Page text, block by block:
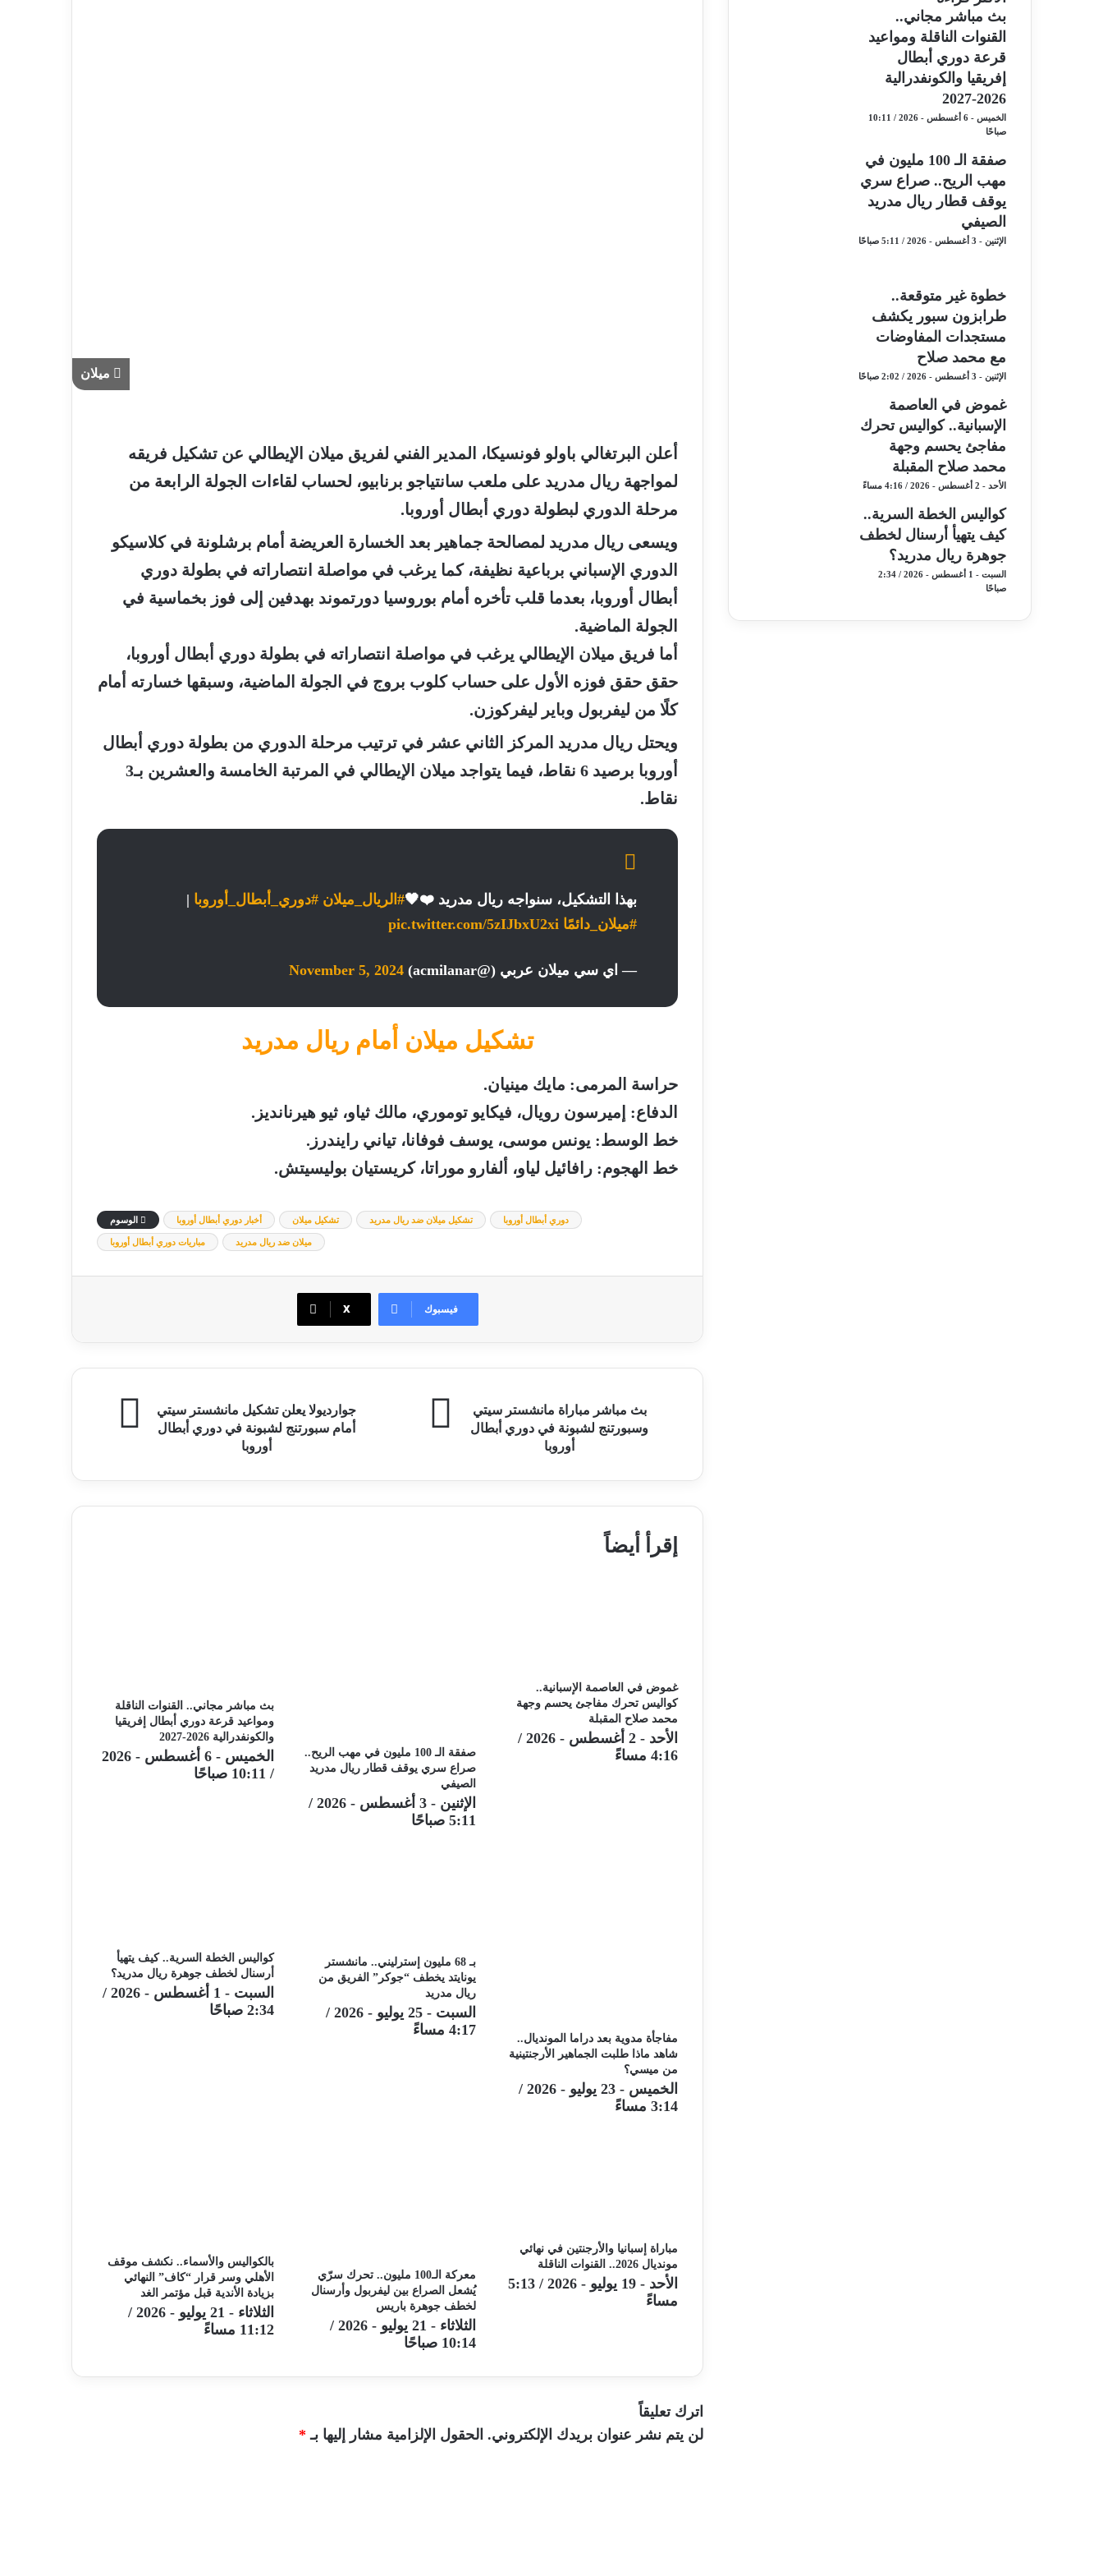
ميلان
أعلن البرتغالي باولو فونسيكا، المدير الفني لفريق ميلان الإيطالي عن تشكيل فريقه
لمواجهة ريال مدريد على ملعب سانتياجو برنابيو، لحساب لقاءات الجولة الرابعة من
مرحلة الدوري لبطولة دوري أبطال أوروبا.
ويسعى ريال مدريد لمصالحة جماهير بعد الخسارة العريضة أمام برشلونة في كلاسيكو
الدوري الإسباني برباعية نظيفة، كما يرغب في مواصلة انتصاراته في بطولة دوري
أبطال أوروبا، بعدما قلب تأخره أمام بوروسيا دورتموند بهدفين إلى فوز بخماسية في
الجولة الماضية.
أما فريق ميلان الإيطالي يرغب في مواصلة انتصاراته في بطولة دوري أبطال أوروبا،
حقق حقق فوزه الأول على حساب كلوب بروج في الجولة الماضية، وسبقها خسارته أمام
كلًا من ليفربول وباير ليفركوزن.
ويحتل ريال مدريد المركز الثاني عشر في ترتيب مرحلة الدوري من بطولة دوري أبطال
أوروبا برصيد 6 نقاط، فيما يتواجد ميلان الإيطالي في المرتبة الخامسة والعشرين بـ3
نقاط.
بهذا التشكيل، سنواجه ريال مدريد ❤️🖤#الريال_ميلان #دوري_أبطال_أوروبا |
#ميلان_دائمًا pic.twitter.com/5zIJbxU2xi
— اي سي ميلان عربي (@acmilanar) November 5, 2024
تشكيل ميلان أمام ريال مدريد
حراسة المرمى: مايك مينيان.
الدفاع: إميرسون رويال، فيكايو توموري، مالك ثياو، ثيو هيرنانديز.
خط الوسط: يونس موسى، يوسف فوفانا، تياني رايندرز.
خط الهجوم: رافائيل لياو، ألفارو موراتا، كريستيان بوليسيتش.
الوسوم أخبار دوري أبطال أوروبا تشكيل ميلان تشكيل ميلان ضد ريال مدريد دوري أبطال أوروبا
مباريات دوري أبطال أوروبا ميلان ضد ريال مدريد
فيسبوك ‫X
جوارديولا
يعلن
تشكيل
سبورتنج
جوارديولا يعلن تشكيل مانشستر سيتي
أمام سبورتنج لشبونة في دوري أبطال
أوروبا
مباشر
مباراة
لشبونة
دوري
أبطال
بث مباشر مباراة مانشستر سيتي
وسبورتنج لشبونة في دوري أبطال
أوروبا
إقرأ أيضاً
بث مباشر مجاني.. القنوات الناقلة
ومواعيد قرعة دوري أبطال إفريقيا
والكونفدرالية 2026-2027
الخميس - 6 أغسطس - 2026
/ 10:11 صباحًا
صفقة الـ 100 مليون في مهب الريح..
صراع سري يوقف قطار ريال مدريد
الصيفي
الإثنين - 3 أغسطس - 2026 /
5:11 صباحًا
غموض في العاصمة الإسبانية..
كواليس تحرك مفاجئ يحسم وجهة
محمد صلاح المقبلة
الأحد - 2 أغسطس - 2026 /
4:16 مساءً
كواليس الخطة السرية.. كيف يتهيأ
أرسنال لخطف جوهرة ريال مدريد؟
السبت - 1 أغسطس - 2026 /
2:34 صباحًا
بـ 68 مليون إسترليني.. مانشستر
يونايتد يخطف “جوكر” الفريق من
ريال مدريد
السبت - 25 يوليو - 2026 /
4:17 مساءً
مفاجأة مدوية بعد دراما المونديال..
شاهد ماذا طلبت الجماهير الأرجنتينية
من ميسي؟
الخميس - 23 يوليو - 2026 /
3:14 مساءً
بالكواليس والأسماء.. نكشف موقف
الأهلي وسر قرار “كاف” النهائي
بزيادة الأندية قبل مؤتمر الغد
الثلاثاء - 21 يوليو - 2026 /
11:12 مساءً
معركة الـ100 مليون.. تحرك سرّي
يُشعل الصراع بين ليفربول وأرسنال
لخطف جوهرة باريس
الثلاثاء - 21 يوليو - 2026 /
10:14 صباحًا
مباراة إسبانيا والأرجنتين في نهائي
مونديال 2026.. القنوات الناقلة
الأحد - 19 يوليو - 2026 / 5:13
مساءً
اترك تعليقاً
لن يتم نشر عنوان بريدك الإلكتروني. الحقول الإلزامية مشار إليها بـ *
بث مباشر مجاني..
القنوات الناقلة ومواعيد
قرعة دوري أبطال
إفريقيا والكونفدرالية
2026-2027
الخميس - 6 أغسطس - 2026 / 10:11
صباحًا
صفقة الـ 100 مليون في
مهب الريح.. صراع سري
يوقف قطار ريال مدريد
الصيفي
الإثنين - 3 أغسطس - 2026 / 5:11 صباحًا
خطوة غير متوقعة..
طرابزون سبور يكشف
مستجدات المفاوضات
مع محمد صلاح
الإثنين - 3 أغسطس - 2026 / 2:02 صباحًا
غموض في العاصمة
الإسبانية.. كواليس تحرك
مفاجئ يحسم وجهة
محمد صلاح المقبلة
الأحد - 2 أغسطس - 2026 / 4:16 مساءً
كواليس الخطة السرية..
كيف يتهيأ أرسنال لخطف
جوهرة ريال مدريد؟
السبت - 1 أغسطس - 2026 / 2:34
صباحًا